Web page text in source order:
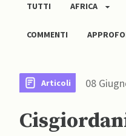
TUTTI AFRICA
COMMENTI
Articoli 08